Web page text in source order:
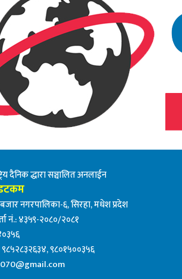
दैनिक द्धारा सञ्चालित अनलाईन
डटकम
नगरपालिका-६, सिरहा, मधेश प्रदेश
नं.: ४३५९-२०८०/२०८१
९८०१५००३५६